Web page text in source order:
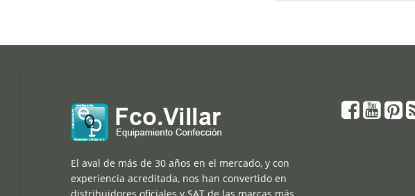
El aval de más de 30 años en el mercado, y con
experiencia acreditada, nos han convertido en
distribuidores oficiales y SAT de las marcas más